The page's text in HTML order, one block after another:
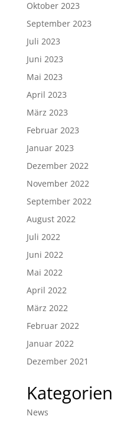
Oktober 2023
September 2023
Juli 2023
Juni 2023
Mai 2023
April 2023
März 2023
Februar 2023
Januar 2023
Dezember 2022
November 2022
September 2022
August 2022
Juli 2022
Juni 2022
Mai 2022
April 2022
März 2022
Februar 2022
Januar 2022
Dezember 2021
Kategorien
News